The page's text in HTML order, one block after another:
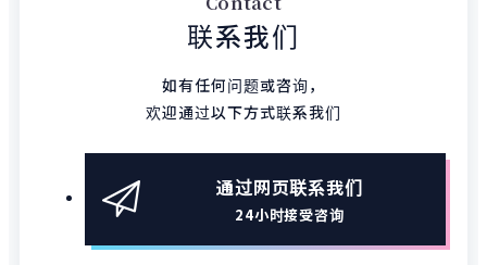
联系我们
如有任何问题或咨询，
欢迎通过以下方式联系我们
通过网页联系我们
24小时接受咨询